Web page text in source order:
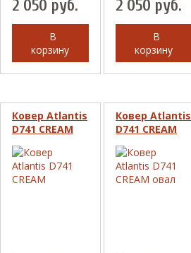
2 050 руб.
В
корзину
2 050 руб.
В
корзину
Ковер Atlantis
D741 CREAM
Ковер Atlantis
D741 CREAM